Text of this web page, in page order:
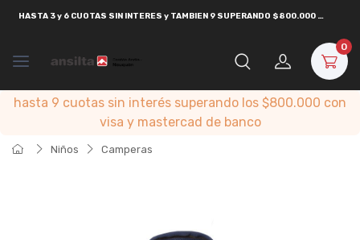
HASTA 3 y 6 CUOTAS SIN INTERES y TAMBIEN 9 SUPERANDO $800.000 CON
0
hasta 9 cuotas sin interés superando los $800.000 con
visa y mastercad de banco
Niños Camperas